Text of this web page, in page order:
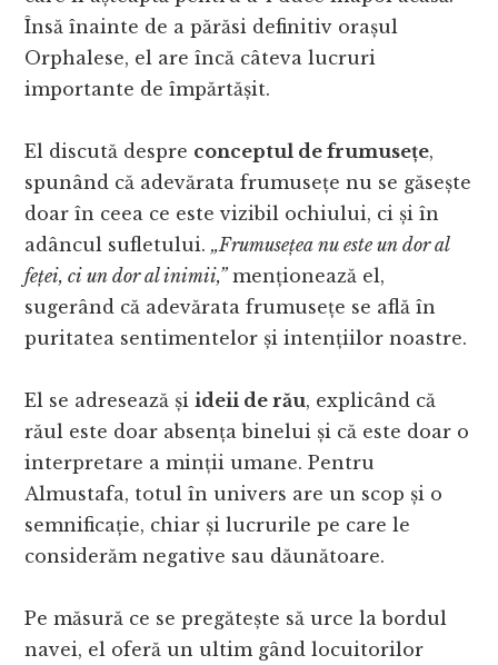
Însă înainte de a părăsi definitiv orașul
Orphalese, el are încă câteva lucruri
importante de împărtășit.
El discută despre conceptul de frumusețe,
spunând că adevărata frumusețe nu se găsește
doar în ceea ce este vizibil ochiului, ci și în
adâncul sufletului.„Frumusețea nu este un dor al
feței, ci un dor al inimii,”menționează el,
sugerând că adevărata frumusețe se află în
puritatea sentimentelor și intențiilor noastre.
El se adresează șiideii de rău, explicând că
răul este doar absența binelui și că este doar o
interpretare a minții umane. Pentru
Almustafa, totul în univers are un scop și o
semnificație, chiar și lucrurile pe care le
considerăm negative sau dăunătoare.
Pe măsură ce se pregătește să urce la bordul
navei, el oferă un ultim gând locuitorilor